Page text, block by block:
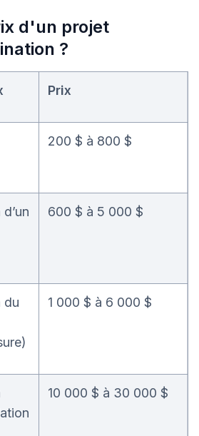
d'un projet
?
Prix
200 $ à 800 $
600 $ à 5 000 $
du
1 000 $ à 6 000 $
10 000 $ à 30 000 $